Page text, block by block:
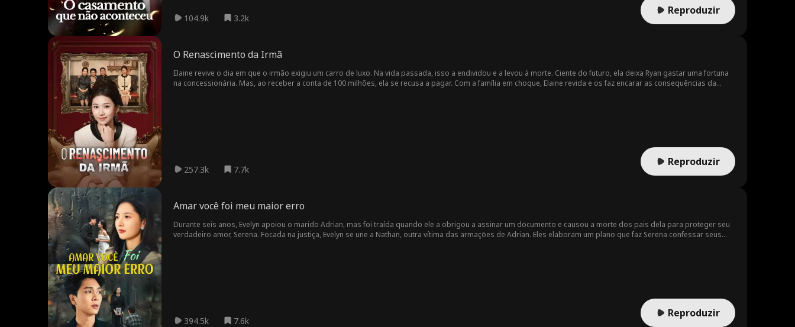
104.9k 3.2k
Reproduzir
O Renascimento da Irmã
Elaine revive o dia em que o irmão exigiu um carro de luxo. Na vida passada, isso a endividou e a levou à morte. Ciente do futuro, ela deixa Ryan gastar uma fortuna
na concessionária. Mas, ao receber a conta de 100 milhões, ela se recusa a pagar. Com a família em choque, Elaine revida e os faz encarar as consequências da
257.3k 7.7k
Reproduzir
Amar você foi meu maior erro
Durante seis anos, Evelyn apoiou o marido Adrian, mas foi traída quando ele a obrigou a assinar um documento e causou a morte dos pais dela para proteger seu
verdadeiro amor, Serena. Focada na justiça, Evelyn se une a Nathan, outra vítima das armações de Adrian. Eles elaboram um plano que faz Serena confessar seus
394.5k 7.6k
Reproduzir